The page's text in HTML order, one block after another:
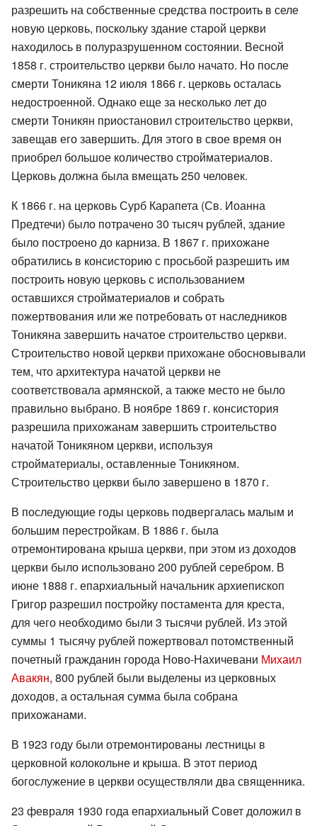
разрешить на собственные средства построить в селе
новую церковь, поскольку здание старой церкви
находилось в полуразрушенном состоянии. Весной
1858 г. строительство церкви было начато. Но после
смерти Тоникяна 12 июля 1866 г. церковь осталась
недостроенной. Однако еще за несколько лет до
смерти Тоникян приостановил строительство церкви,
завещав его завершить. Для этого в свое время он
приобрел большое количество стройматериалов.
Церковь должна была вмещать 250 человек.
К 1866 г. на церковь Сурб Карапета (Св. Иоанна
Предтечи) было потрачено 30 тысяч рублей, здание
было построено до карниза. В 1867 г. прихожане
обратились в консисторию с просьбой разрешить им
построить новую церковь с использованием
оставшихся стройматериалов и собрать
пожертвования или же потребовать от наследников
Тоникяна завершить начатое строительство церкви.
Строительство новой церкви прихожане обосновывали
тем, что архитектура начатой церкви не
соответствовала армянской, а также место не было
правильно выбрано. В ноябре 1869 г. консистория
разрешила прихожанам завершить строительство
начатой Тоникяном церкви, используя
стройматериалы, оставленные Тоникяном.
Строительство церкви было завершено в 1870 г.
В последующие годы церковь подвергалась малым и
большим перестройкам. В 1886 г. была
отремонтирована крыша церкви, при этом из доходов
церкви было использовано 200 рублей серебром. В
июне 1888 г. епархиальный начальник архиепископ
Григор разрешил постройку постамента для креста,
для чего необходимо были 3 тысячи рублей. Из этой
суммы 1 тысячу рублей пожертвовал потомственный
почетный гражданин города Ново-Нахичевани Михаил
Авакян, 800 рублей были выделены из церковных
доходов, а остальная сумма была собрана
прихожанами.
В 1923 году были отремонтированы лестницы в
церковной колокольне и крыша. В этот период
богослужение в церкви осуществляли два священника.
23 февраля 1930 года епархиальный Совет доложил в